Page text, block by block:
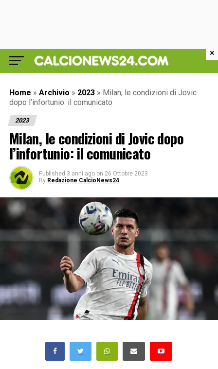
Home » Archivio » 2023 » Milan, le condizioni di Jovic
dopo l’infortunio: il comunicato
2023
Milan, le condizioni di Jovic dopo
l’infortunio: il comunicato
Published 3 anni ago on 26 Ottobre 2023
By Redazione CalcioNews24
×